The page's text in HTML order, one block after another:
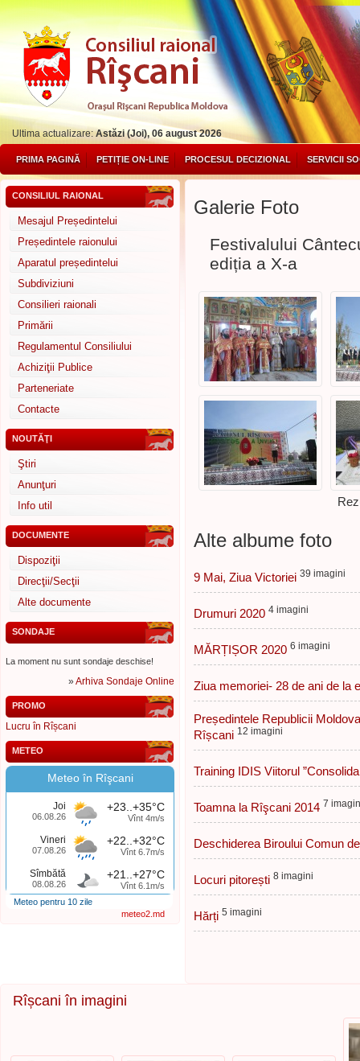
Ultima actualizare:Astăzi (Joi), 06 august 2026
PRIMA PAGINĂ PETIȚIE ON-LINE PROCESUL DECIZIONAL SERVICII
CONSILIUL RAIONAL
Mesajul Președintelui
Președintele raionului
Aparatul președintelui
Subdiviziuni
Consilieri raionali
Primării
Regulamentul Consiliului
Achiziţii Publice
Parteneriate
Contacte
NOUTĂŢI
Ştiri
Anunţuri
Info util
DOCUMENTE
Dispoziţii
Direcţii/Secţii
Alte documente
SONDAJE
La moment nu sunt sondaje deschise!
»Arhiva Sondaje Online
PROMO
Lucru în Rîșcani
METEO
Meteo în Rîşcani
Joi
06.08.26
+23..+35°C
Vînt 4m/s
Vineri
07.08.26
+22..+32°C
Vînt 6.7m/s
Sîmbătă
08.08.26
+21..+27°C
Vînt 6.1m/s
Meteo pentru 10 zile
meteo2.md
Galerie Foto
Festivalului
ediția a X-a
Alte albume foto
9 Mai, Ziua Victoriei 39 imagini
Drumuri 2020 4 imagini
MĂRȚIȘOR 2020 6 imagini
Ziua memoriei- 28 de ani de la
Președintele Republicii
Rîșcani 12 imagini
Training IDIS Viitorul
Toamna la Rîşcani 2014 7
Deschiderea Biroului Comun
Locuri pitorești 8 imagini
Hărți 5 imagini
Rîșcani în imagini